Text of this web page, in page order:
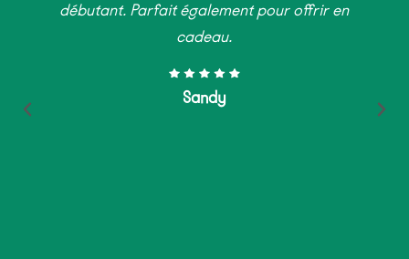
débutant. Parfait également pour offrir en
cadeau.
Sandy